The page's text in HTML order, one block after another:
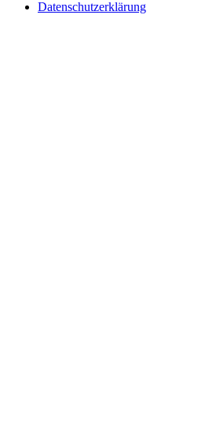
Datenschutzerklärung